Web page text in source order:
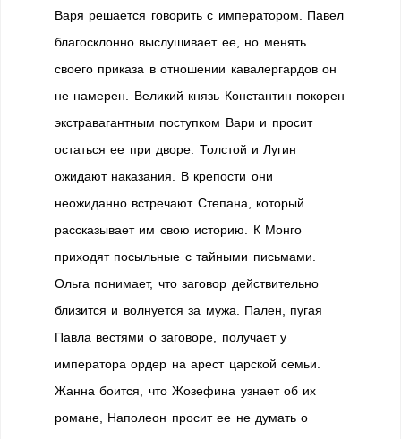
Варя решается говорить с императором. Павел
благосклонно выслушивает ее, но менять
своего приказа в отношении кавалергардов он
не намерен. Великий князь Константин покорен
экстравагантным поступком Вари и просит
остаться ее при дворе. Толстой и Лугин
ожидают наказания. В крепости они
неожиданно встречают Степана, который
рассказывает им свою историю. К Монго
приходят посыльные с тайными письмами.
Ольга понимает, что заговор действительно
близится и волнуется за мужа. Пален, пугая
Павла вестями о заговоре, получает у
императора ордер на арест царской семьи.
Жанна боится, что Жозефина узнает об их
романе, Наполеон просит ее не думать о